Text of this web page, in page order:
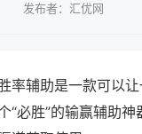
发布者：汇优网
率辅助是一款可以
“必胜”的输赢辅助神